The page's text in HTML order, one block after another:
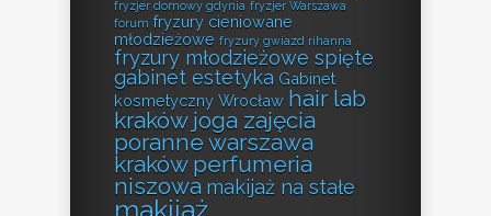
fryzjer domowy gdynia fryzjer Warszawa
forum fryzury cieniowane
młodzieżowe fryzury gwiazd rihanna
fryzury młodzieżowe spięte
gabinet estetyka Gabinet
kosmetyczny Wrocław hair lab
kraków joga zajęcia
poranne warszawa
kraków perfumeria
niszowa makijaż na stałe